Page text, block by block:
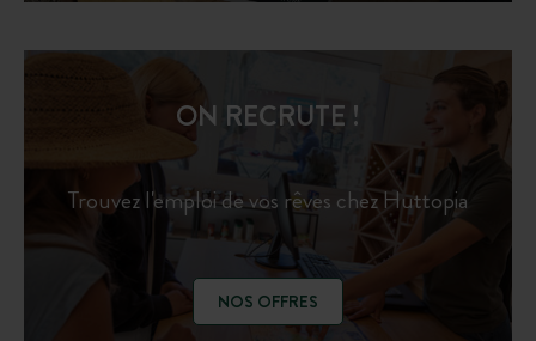
ON RECRUTE !
Trouvez l'emploi de vos rêves chez Huttopia
NOS OFFRES